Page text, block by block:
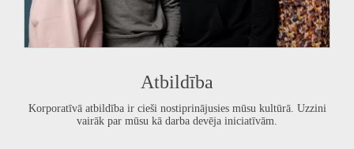
Atbildība
Korporatīvā atbildība ir cieši nostiprinājusies mūsu kultūrā. Uzzini
vairāk par mūsu kā darba devēja iniciatīvām.